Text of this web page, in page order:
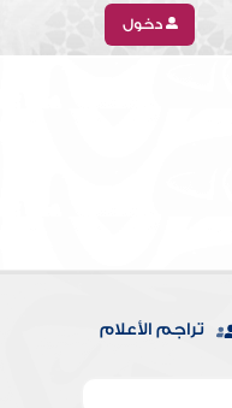
دخول
تراجم الأعلام